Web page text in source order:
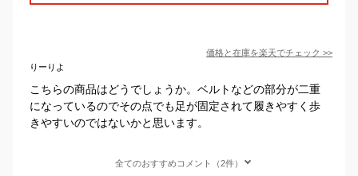
価格と在庫を楽天でチェック >>
りーりよ
こちらの商品はどうでしょうか。ベルトなどの部分が二重
になっているのでその点でも足が固定されて履きやすく歩
きやすいのではないかと思います。
全てのおすすめコメント（2件）